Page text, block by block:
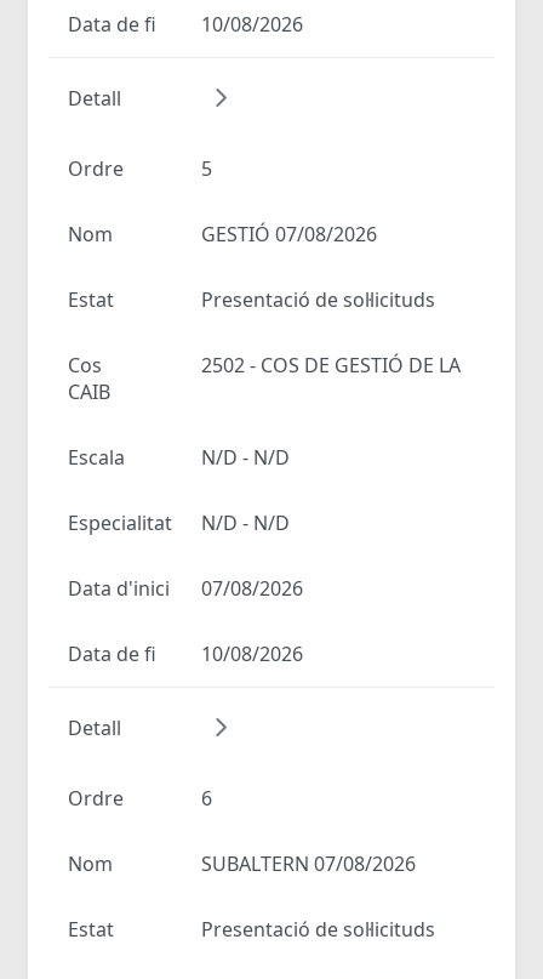
Data de fi 10/08/2026
Detall
Ordre 5
Nom GESTIÓ 07/08/2026
Estat Presentació de sol·licituds
Cos
2502 - COS DE GESTIÓ DE LA
CAIB
Escala N/D - N/D
Especialitat N/D - N/D
Data d'inici 07/08/2026
Data de fi 10/08/2026
Detall
Ordre 6
Nom SUBALTERN 07/08/2026
Estat Presentació de sol·licituds